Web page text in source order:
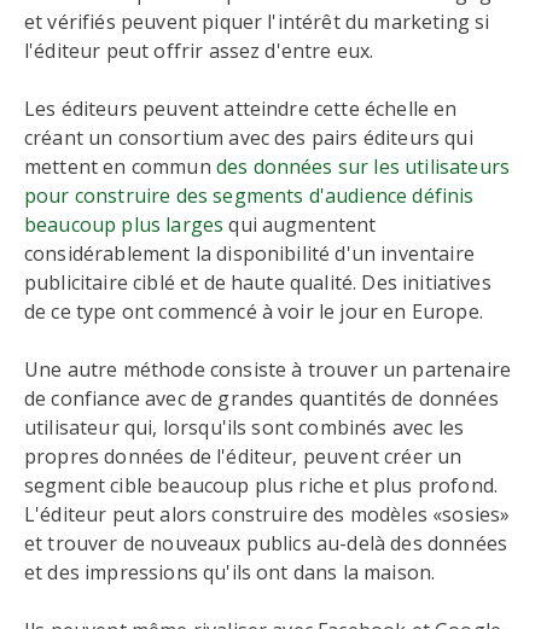
et vérifiés peuvent piquer l'intérêt du marketing si
l'éditeur peut offrir assez d'entre eux.
Les éditeurs peuvent atteindre cette échelle en
créant un consortium avec des pairs éditeurs qui
mettent en commun des données sur les utilisateurs
pour construire des segments d'audience définis
beaucoup plus larges qui augmentent
considérablement la disponibilité d'un inventaire
publicitaire ciblé et de haute qualité. Des initiatives
de ce type ont commencé à voir le jour en Europe.
Une autre méthode consiste à trouver un partenaire
de confiance avec de grandes quantités de données
utilisateur qui, lorsqu'ils sont combinés avec les
propres données de l'éditeur, peuvent créer un
segment cible beaucoup plus riche et plus profond.
L'éditeur peut alors construire des modèles «sosies»
et trouver de nouveaux publics au-delà des données
et des impressions qu'ils ont dans la maison.